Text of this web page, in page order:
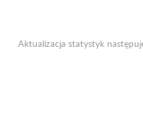
Aktualizacja statystyk